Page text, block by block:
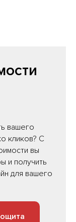
вашего
кликов? С
вы
и получить
для вашего